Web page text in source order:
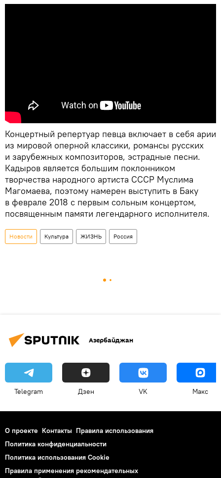
Концертный репертуар певца включает в себя арии
из мировой оперной классики, романсы русских
и зарубежных композиторов, эстрадные песни.
Кадыров является большим поклонником
творчества народного артиста СССР Муслима
Магомаева, поэтому намерен выступить в Баку
в феврале 2018 с первым сольным концертом,
посвященным памяти легендарного исполнителя.
Новости Культура ЖИЗНЬ Россия
Азербайджан
Telegram Дзен VK Макс
О проекте Контакты Правила использования
Политика конфиденциальности
Политика использования Cookie
Правила применения рекомендательных